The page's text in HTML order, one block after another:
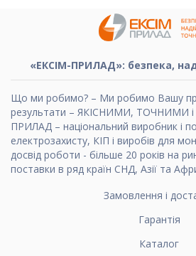
«ЕКСІМ-ПРИЛАД»: безпека,
Що ми робимо? – Ми робимо Вашу
результати – ЯКІСНИМИ, ТОЧНИМИ
ПРИЛАД – національний виробник і
електрозахисту, КІП і виробів для
досвід роботи - більше 20 років на
поставки в ряд країн СНД, Азії та
Замовлення і
Гарантія
Каталог